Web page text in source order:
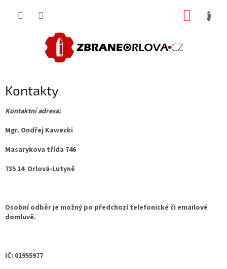
Kontakty
Kontaktní adresa:
Mgr. Ondřej Kawecki
Masarykova třída 746
735 14 Orlová-Lutyně
Osobní odběr je možný po předchozí telefonické či emailové
domluvě.
IČ: 01955977